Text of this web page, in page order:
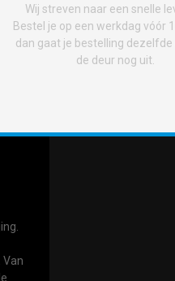
Wij streven naar een snelle
Bestel je op een werkdag vóór
dan gaat je bestelling dezelfde
de deur nog uit.